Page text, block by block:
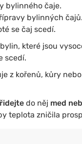
bylinného čaje.
bylinných
se čaj scedí.
které jsou
scedí.
z kořenů, kůry
do něj med
teplota zničila